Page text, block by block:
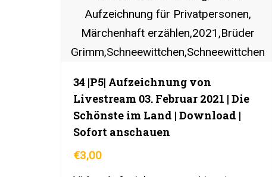
34 |P5| Aufzeichnung von
Livestream 03. Februar 2021 | Die
Schönste im Land | Download |
Sofort anschauen
€3,00